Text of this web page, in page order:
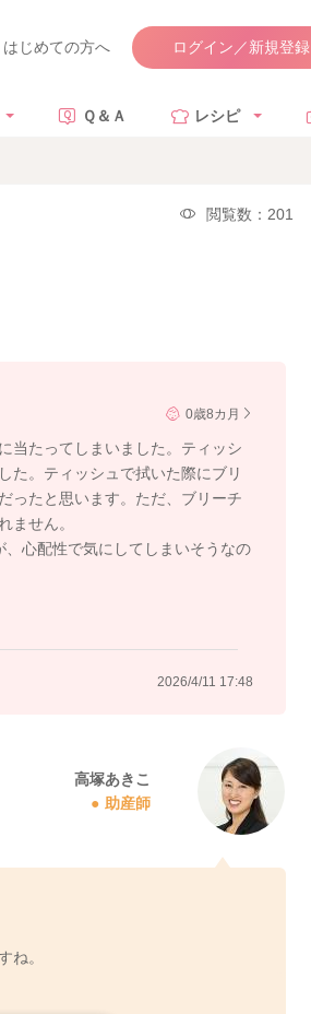
はじめての方へ ログイン／新規登録
Ｑ＆Ａ レシピ
閲覧数：201
0歳8カ月
当たってしまいました。ティッシ
た。ティッシュで拭いた際にブリ
ったと思います。ただ、ブリーチ
ません。
心配性で気にしてしまいそうなの
2026/4/11 17:48
高塚あきこ
助産師
ね。